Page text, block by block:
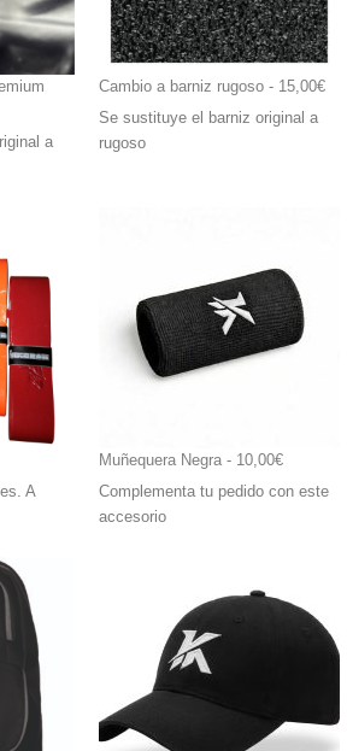
a
Cambio a barniz rugoso - 15,00€
Se sustituye el barniz original a
rugoso
A
Muñequera Negra - 10,00€
Complementa tu pedido con este
accesorio